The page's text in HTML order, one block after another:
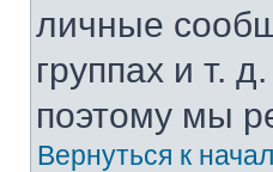
личные
группах и т.
поэтому мы
Вернуться к